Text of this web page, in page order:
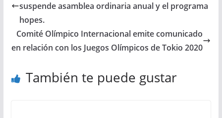
suspende asamblea ordinaria anual y el programa
hopes.
Comité Olímpico Internacional emite comunicado
en relación con los Juegos Olímpicos de Tokio 2020
También te puede gustar